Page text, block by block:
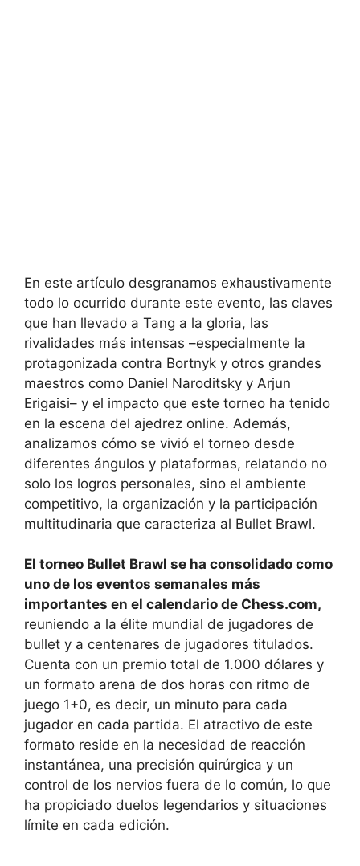
En este artículo desgranamos exhaustivamente
todo lo ocurrido durante este evento, las claves
que han llevado a Tang a la gloria, las
rivalidades más intensas –especialmente la
protagonizada contra Bortnyk y otros grandes
maestros como Daniel Naroditsky y Arjun
Erigaisi– y el impacto que este torneo ha tenido
en la escena del ajedrez online. Además,
analizamos cómo se vivió el torneo desde
diferentes ángulos y plataformas, relatando no
solo los logros personales, sino el ambiente
competitivo, la organización y la participación
multitudinaria que caracteriza al Bullet Brawl.
El torneo Bullet Brawl se ha consolidado como
uno de los eventos semanales más
importantes en el calendario de Chess.com,
reuniendo a la élite mundial de jugadores de
bullet y a centenares de jugadores titulados.
Cuenta con un premio total de 1.000 dólares y
un formato arena de dos horas con ritmo de
juego 1+0, es decir, un minuto para cada
jugador en cada partida. El atractivo de este
formato reside en la necesidad de reacción
instantánea, una precisión quirúrgica y un
control de los nervios fuera de lo común, lo que
ha propiciado duelos legendarios y situaciones
límite en cada edición.